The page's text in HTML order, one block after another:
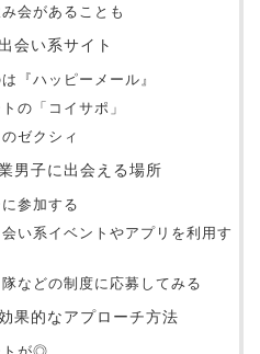
会があることも
会い系サイト
『ハッピーメール』
の「コイサポ」
ゼクシィ
男子に出会える場所
参加する
い系イベントやアプリを利用す
などの制度に応募してみる
果的なアプローチ方法
トが◎